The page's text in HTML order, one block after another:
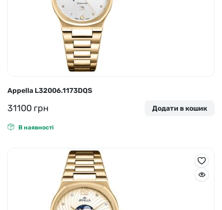
Appella L32006.1173DQS
31100 грн Додати в кошик
В наявності